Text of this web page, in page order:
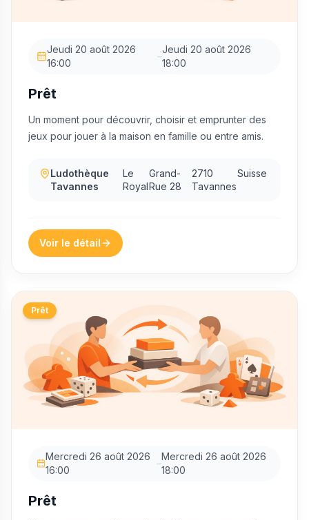
Jeudi 20 août 2026
16:00
–
Jeudi 20 août 2026
18:00
Prêt
Un moment pour découvrir, choisir et emprunter des
jeux pour jouer à la maison en famille ou entre amis.
Ludothèque
Tavannes
Le
Royal
Grand-
Rue 28
2710
Tavannes
Suisse
Voir le détail
Prêt
Mercredi 26 août 2026
16:00
–
Mercredi 26 août 2026
18:00
Prêt